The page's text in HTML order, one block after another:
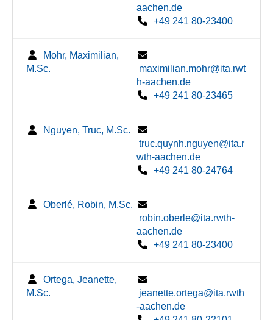
aachen.de
+49 241 80-23400
Mohr, Maximilian,
M.Sc.
maximilian.mohr@ita.rwt
h-aachen.de
+49 241 80-23465
Nguyen, Truc, M.Sc.
truc.quynh.nguyen@ita.r
wth-aachen.de
+49 241 80-24764
Oberlé, Robin, M.Sc.
robin.oberle@ita.rwth-
aachen.de
+49 241 80-23400
Ortega, Jeanette,
M.Sc.
jeanette.ortega@ita.rwth
-aachen.de